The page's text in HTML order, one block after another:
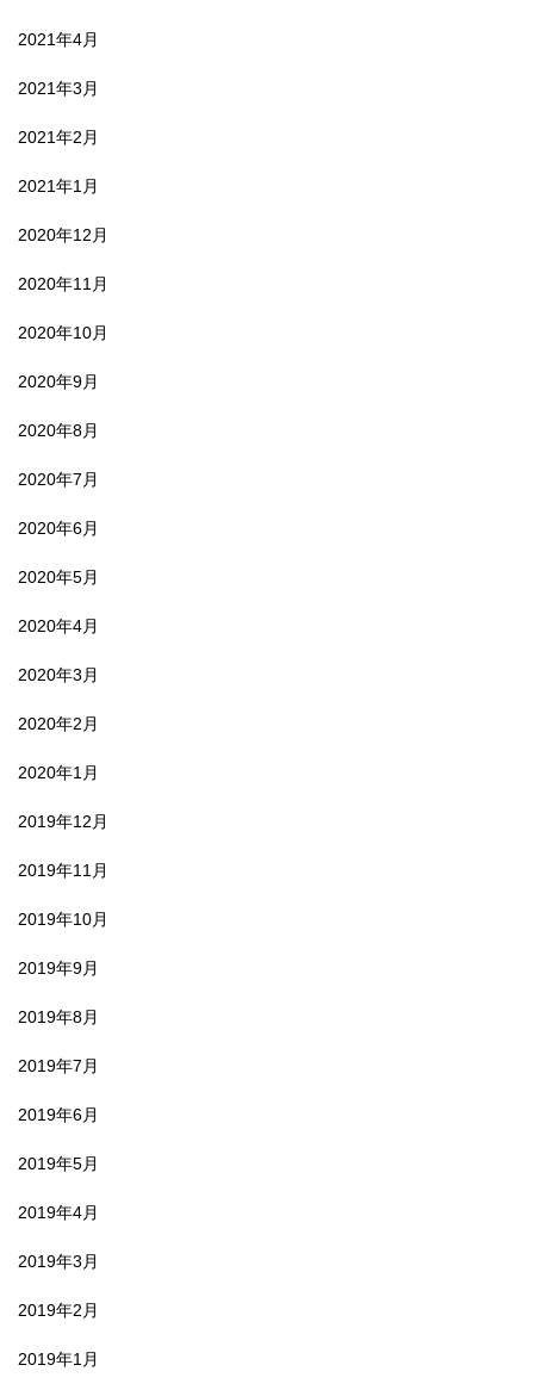
2021年4月
2021年3月
2021年2月
2021年1月
2020年12月
2020年11月
2020年10月
2020年9月
2020年8月
2020年7月
2020年6月
2020年5月
2020年4月
2020年3月
2020年2月
2020年1月
2019年12月
2019年11月
2019年10月
2019年9月
2019年8月
2019年7月
2019年6月
2019年5月
2019年4月
2019年3月
2019年2月
2019年1月